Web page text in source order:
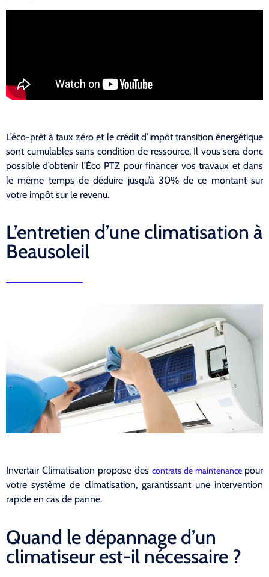
L’éco-prêt à taux zéro et le crédit d’impôt transition énergétique
sont cumulables sans condition de ressource. Il vous sera donc
possible d’obtenir l’Éco PTZ pour financer vos travaux et dans
le même temps de déduire jusqu’à 30% de ce montant sur
votre impôt sur le revenu.
L’entretien d’une climatisation à
Beausoleil
Invertair Climatisation propose des contrats de maintenance pour
votre système de climatisation, garantissant une intervention
rapide en cas de panne.
Quand le dépannage d’un
climatiseur est-il nécessaire ?